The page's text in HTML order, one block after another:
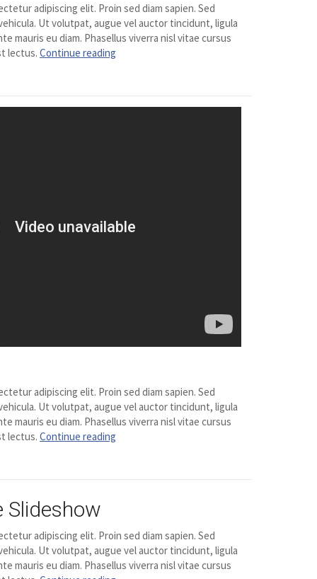
adipiscing elit. Proin sed diam sapien. Sed
Ut volutpat, augue vel auctor tincidunt, ligula
mauris eu diam. Phasellus viverra nisl vitae cursus
lectus. Continue reading
adipiscing elit. Proin sed diam sapien. Sed
Ut volutpat, augue vel auctor tincidunt, ligula
mauris eu diam. Phasellus viverra nisl vitae cursus
lectus. Continue reading
Slideshow
adipiscing elit. Proin sed diam sapien. Sed
Ut volutpat, augue vel auctor tincidunt, ligula
mauris eu diam. Phasellus viverra nisl vitae cursus